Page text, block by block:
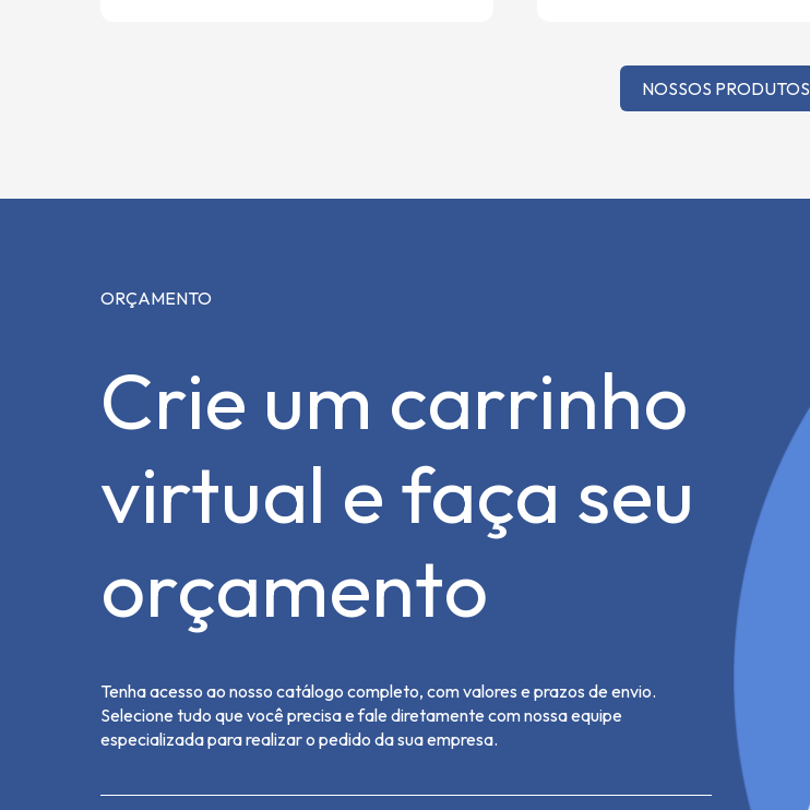
NOSSOS PRODUTOS
ORÇAMENTO
Crie um carrinho
virtual e faça seu
orçamento
Tenha acesso ao nosso catálogo completo, com valores e prazos de envio.
Selecione tudo que você precisa e fale diretamente com nossa equipe
especializada para realizar o pedido da sua empresa.